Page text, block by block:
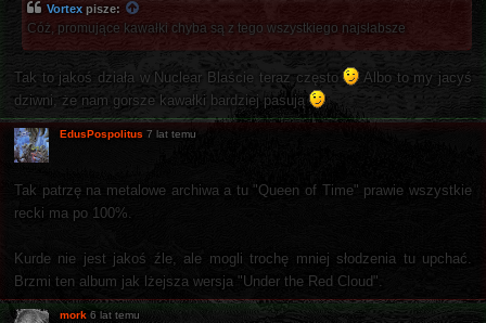
Vortex pisze:
Cóż, promujące kawałki chyba są z tego wszystkiego najsłabsze
Tak to jakoś działa w Nuclear Blaście teraz często
Albo to my jacyś
dziwni, że nam gorsze kawałki bardziej pasują
EdusPospolitus 7 lat temu
Tak patrzę na metalowe archiwa a tu "Queen of Time" prawie wszystkie
recki ma po 100%.
Kurde nie jest jakoś źle, ale mogli trochę mniej słodzenia tu upchać.
Brzmi ten album jak lżejsza wersja "Under the Red Cloud".
mork 6 lat temu